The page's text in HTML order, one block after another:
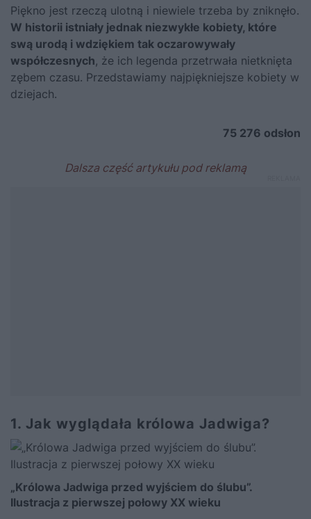
Piękno jest rzeczą ulotną i niewiele trzeba by zniknęło.
W historii istniały jednak niezwykłe kobiety, które
swą urodą i wdziękiem tak oczarowywały
współczesnych, że ich legenda przetrwała nietknięta
zębem czasu. Przedstawiamy najpiękniejsze kobiety w
dziejach.
75 276 odsłon
1. Jak wyglądała królowa Jadwiga?
„Królowa Jadwiga przed wyjściem do ślubu”.
Ilustracja z pierwszej połowy XX wieku